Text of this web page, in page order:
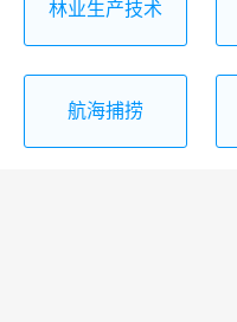
林业生产技术
航海捕捞